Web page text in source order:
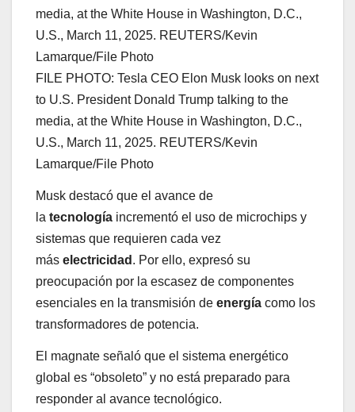
FILE PHOTO: Tesla CEO Elon Musk looks on next
to U.S. President Donald Trump talking to the
media, at the White House in Washington, D.C.,
U.S., March 11, 2025. REUTERS/Kevin
Lamarque/File Photo
Musk destacó que el avance de
la tecnología incrementó el uso de microchips y
sistemas que requieren cada vez
más electricidad . Por ello, expresó su
preocupación por la escasez de componentes
esenciales en la transmisión de energía como los
transformadores de potencia.
El magnate señaló que el sistema energético
global es “obsoleto” y no está preparado para
responder al avance tecnológico.